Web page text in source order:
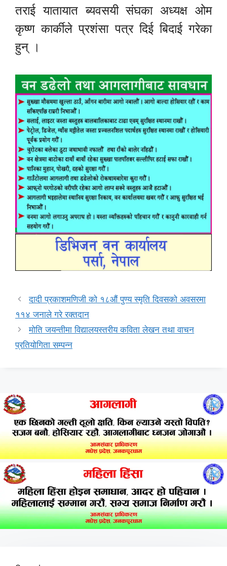
तराई यातायात ब्यवसयी संघका अध्यक्ष ओम
कृष्ण कार्कीले प्रशंसा पत्र दिई बिदाई गरेका
हुन् ।
दादी प्रकाशमणिजी को १८औं पुण्य स्मृति दिवसको अवसरमा
११४ जनाले गरे रक्तदान
मोति जयन्तीमा विद्यालयस्तरीय कविता लेखन तथा वाचन
प्रतियोगिता सम्पन्न